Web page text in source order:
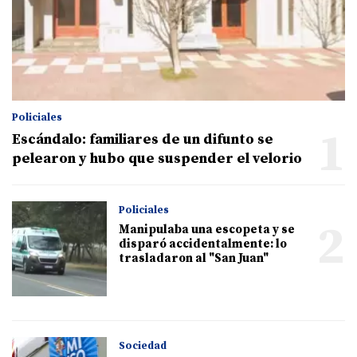
Policiales
Escándalo: familiares de un difunto se
pelearon y hubo que suspender el velorio
Policiales
Manipulaba una escopeta y se
disparó accidentalmente: lo
trasladaron al "San Juan"
Sociedad